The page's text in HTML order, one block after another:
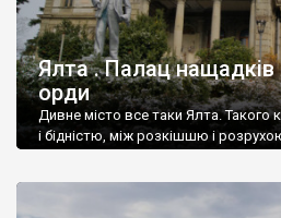
Ялта . Палац
орди
Дивне місто все таки Ялта. Такого
і бідністю, між розкішшю і